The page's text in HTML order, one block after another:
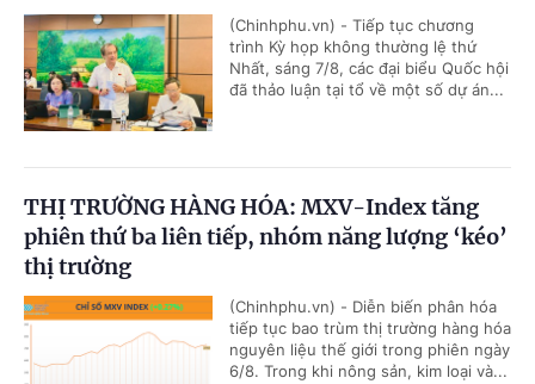
(Chinhphu.vn) - Tiếp tục chương
trình Kỳ họp không thường lệ thứ
Nhất, sáng 7/8, các đại biểu Quốc hội
đã thảo luận tại tổ về một số dự án...
THỊ TRƯỜNG HÀNG HÓA: MXV-Index tăng
phiên thứ ba liên tiếp, nhóm năng lượng ‘kéo’
thị trường
(Chinhphu.vn) - Diễn biến phân hóa
tiếp tục bao trùm thị trường hàng hóa
nguyên liệu thế giới trong phiên ngày
6/8. Trong khi nông sản, kim loại và...